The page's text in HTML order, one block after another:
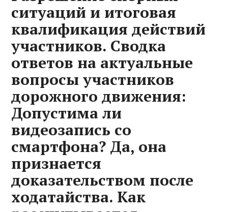
ситуаций и итоговая
квалификация действий
участников. Сводка
ответов на актуальные
вопросы участников
дорожного движения:
Допустима ли
видеозапись со
смартфона? Да, она
признается
доказательством после
ходатайства. Как